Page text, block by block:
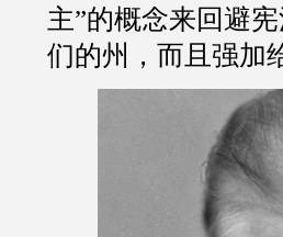
主”的概念来回避
们的州，而且强加